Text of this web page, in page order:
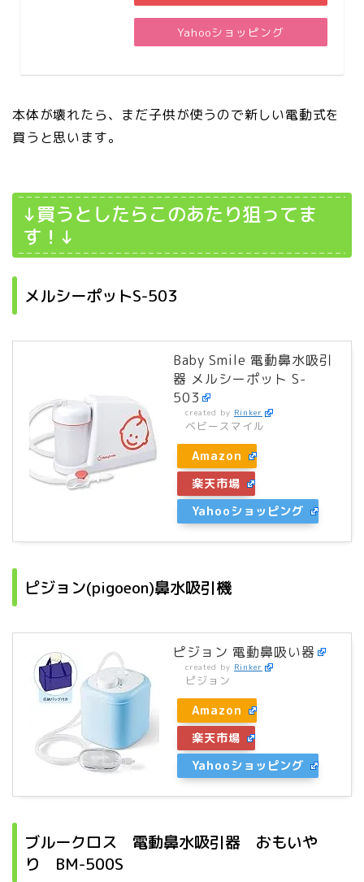
Yahooショッピング
本体が壊れたら、まだ子供が使うので新しい電動式を
買うと思います。
↓買うとしたらこのあたり狙ってま
す！↓
メルシーポットS-503
Baby Smile 電動鼻水吸引
器 メルシーポット S-
503
created by Rinker
ベビースマイル
Amazon
楽天市場
Yahooショッピング
ピジョン(pigoeon)鼻水吸引機
ピジョン 電動鼻吸い器
created by Rinker
ピジョン
Amazon
楽天市場
Yahooショッピング
ブルークロス 電動鼻水吸引器 おもいや
り BM-500S